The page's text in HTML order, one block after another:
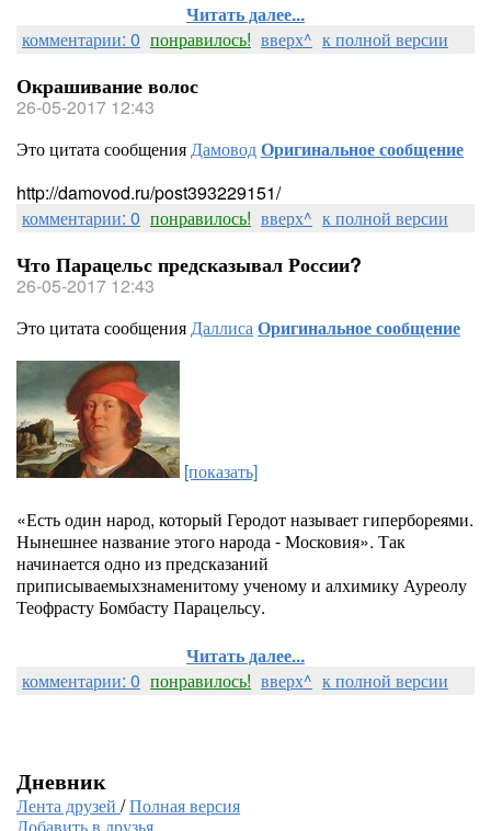
Читать далее...
комментарии: 0 понравилось! вверх^ к полной версии
Окрашивание волос
26-05-2017 12:43
Это цитата сообщенияДамоводОригинальное сообщение
http://damovod.ru/post393229151/
комментарии: 0 понравилось! вверх^ к полной версии
Что Парацельс предсказывал России?
26-05-2017 12:43
Это цитата сообщенияДаллисаОригинальное сообщение
[показать]
«Есть один народ, который Геродот называет гипербореями.
Нынешнее название этого народа - Московия». Так
начинается одно из предсказаний
приписываемыхзнаменитому ученому и алхимику Ауреолу
Теофрасту Бомбасту Парацельсу.
Читать далее...
комментарии: 0 понравилось! вверх^ к полной версии
Дневник
Лента друзей /Полная версия